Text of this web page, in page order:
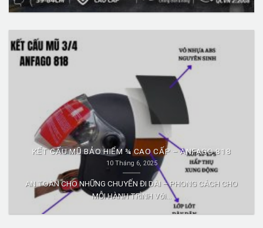
KẾT CẤU MŨ BẢO HIỂM ¾ CAO CẤP – ANFAGO 818
10 Tháng 6, 2025
AN TOÀN CHO NHỮNG CHUYẾN ĐI DÀI – PHONG CÁCH CHO
MỖI HÀNH TRÌNH Với...